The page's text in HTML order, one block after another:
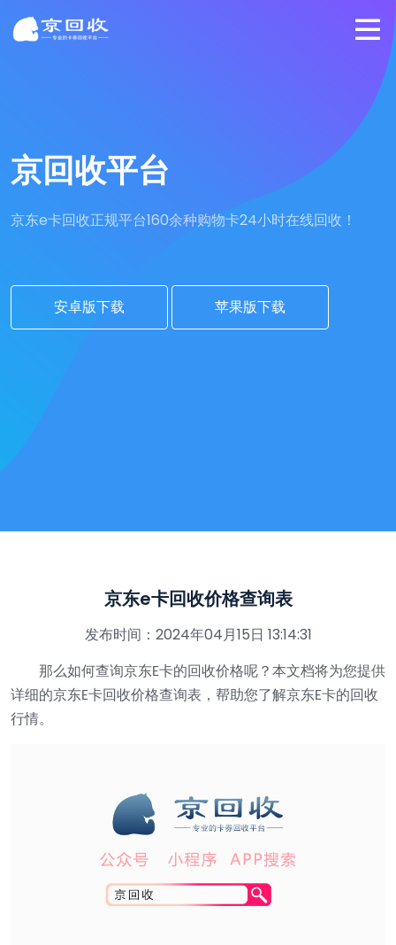
京回收平台
京东e卡回收正规平台160余种购物卡24小时在线回收！
安卓版下载 苹果版下载
京东e卡回收价格查询表
发布时间：2024年04月15日 13:14:31
那么如何查询京东E卡的回收价格呢？本文档将为您提供
详细的京东E卡回收价格查询表，帮助您了解京东E卡的回收
行情。